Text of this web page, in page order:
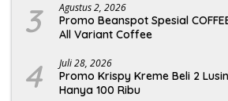
3 Agustus 2, 2026
Promo Beanspot Spesial
All Variant Coffee
4 Juli 28, 2026
Promo Krispy Kreme Beli 2
Hanya 100 Ribu